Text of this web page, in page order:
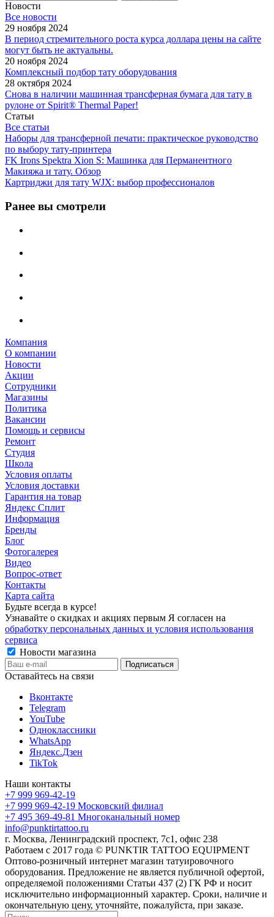
Новости
Все новости
29 ноября 2024
В период стремительного роста курса доллара цены на сайте
могут быть не актуальны.
20 ноября 2024
Комплексный подбор тату оборудования
28 октября 2024
Снова в наличии машинная трансферная бумага для тату в
рулоне от Spirit® Thermal Paper!
Статьи
Все статьи
Наборы для трансферной печати: практическое руководство
по выбору тату‑принтера
FK Irons Spektra Xion S: Машинка для Перманентного
Макияжа и тату. Обзор
Картриджи для тату WJX: выбор профессионалов
Ранее вы смотрели
Компания
О компании
Новости
Акции
Сотрудники
Магазины
Политика
Вакансии
Помощь и сервисы
Ремонт
Студия
Школа
Условия оплаты
Условия доставки
Гарантия на товар
Яндекс Сплит
Информация
Бренды
Блог
Фотогалерея
Видео
Вопрос-ответ
Контакты
Карта сайта
Будьте всегда в курсе!
Узнавайте о скидках и акциях первым Я согласен на
обработку персональных данных и условия использования
сервиса
Новости магазина
Оставайтесь на связи
Вконтакте
Telegram
YouTube
Одноклассники
WhatsApp
Яндекс.Дзен
TikTok
Наши контакты
+7 999 969-42-19
+7 999 969-42-19 Московский филиал
+7 495 369-49-81 Многоканальный номер
info@punktirtattoo.ru
г. Москва, Ленинградский проспект, 7с1, офис 238
Работаем с 2017 года © PUNKTIR TATTOO EQUIPMENT
Оптово-розничный интернет магазин татуировочного
оборудования. Предложение не является публичной офертой,
определяемой положениями Статьи 437 (2) ГК РФ и носит
исключительно информационный характер. Сроки, наличие и
окончательную цену, уточняйте, пожалуйста, при заказе.